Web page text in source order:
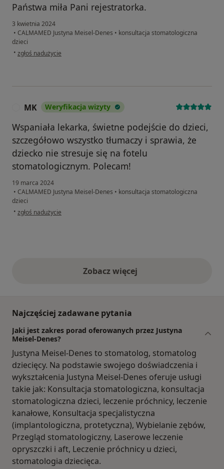
Państwa miła Pani rejestratorka.
3 kwietnia 2024
• CALMAMED Justyna Meisel-Denes • konsultacja stomatologiczna
dzieci
• w opinii użytkownika Amelia M.
zgłoś nadużycie
MK Weryfikacja wizyty
Wspaniała lekarka, świetne podejście do dzieci,
szczegółowo wszystko tłumaczy i sprawia, że
dziecko nie stresuje się na fotelu
stomatologicznym. Polecam!
19 marca 2024
• CALMAMED Justyna Meisel-Denes • konsultacja stomatologiczna
dzieci
• w opinii użytkownika MK
zgłoś nadużycie
Zobacz więcejopinie powyżej
Najczęściej zadawane pytania
Jaki jest zakres porad oferowanych przez Justyna
Meisel-Denes?
Justyna Meisel-Denes to stomatolog, stomatolog
dziecięcy. Na podstawie swojego doświadczenia i
wykształcenia Justyna Meisel-Denes oferuje usługi
takie jak: Konsultacja stomatologiczna, konsultacja
stomatologiczna dzieci, leczenie próchnicy, leczenie
kanałowe, Konsultacja specjalistyczna
(implantologiczna, protetyczna), Wybielanie zębów,
Przegląd stomatologiczny, Laserowe leczenie
opryszczki i aft, Leczenie próchnicy u dzieci,
stomatologia dziecięca.